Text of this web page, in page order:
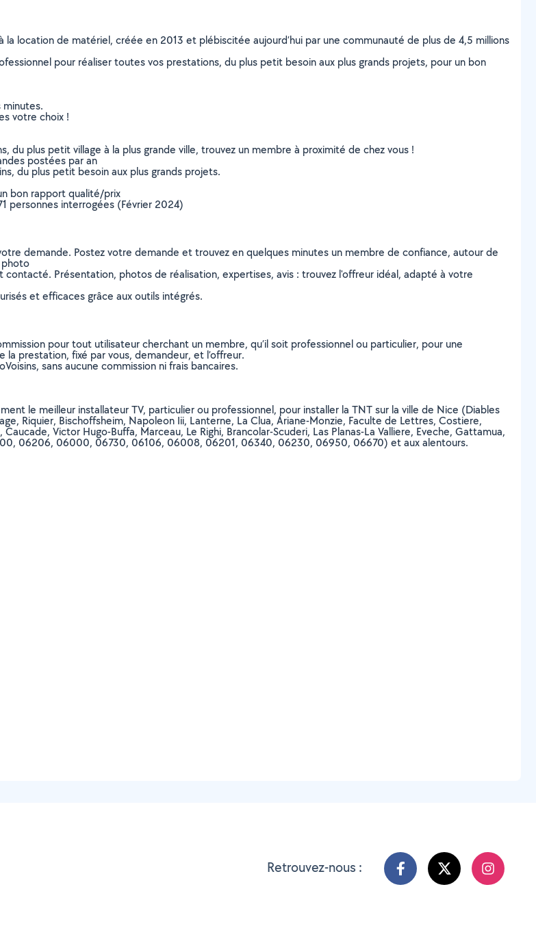
location de matériel, créée en 2013 et plébiscitée aujourd’hui par une communauté de plus de 4,5 millions
pour réaliser toutes vos prestations, du plus petit besoin aux plus grands projets, pour un bon
minutes.
votre choix !
plus petit village à la plus grande ville, trouvez un membre à proximité de chez vous !
postées par an
du plus petit besoin aux plus grands projets.
bon rapport qualité/prix
personnes interrogées (Février 2024)
demande. Postez votre demande et trouvez en quelques minutes un membre de confiance, autour de
photo
Présentation, photos de réalisation, expertises, avis : trouvez l'offreur idéal, adapté à votre
et efficaces grâce aux outils intégrés.
pour tout utilisateur cherchant un membre, qu’il soit professionnel ou particulier, pour une
prestation, fixé par vous, demandeur, et l’offreur.
sans aucune commission ni frais bancaires.
le meilleur installateur TV, particulier ou professionnel, pour installer la TNT sur la ville de Nice (Diables
Riquier, Bischoffsheim, Napoleon Iii, Lanterne, La Clua, Ariane-Monzie, Faculte de Lettres, Costiere,
Victor Hugo-Buffa, Marceau, Le Righi, Brancolar-Scuderi, Las Planas-La Valliere, Eveche, Gattamua,
06206, 06000, 06730, 06106, 06008, 06201, 06340, 06230, 06950, 06670) et aux alentours.
Retrouvez-nous :